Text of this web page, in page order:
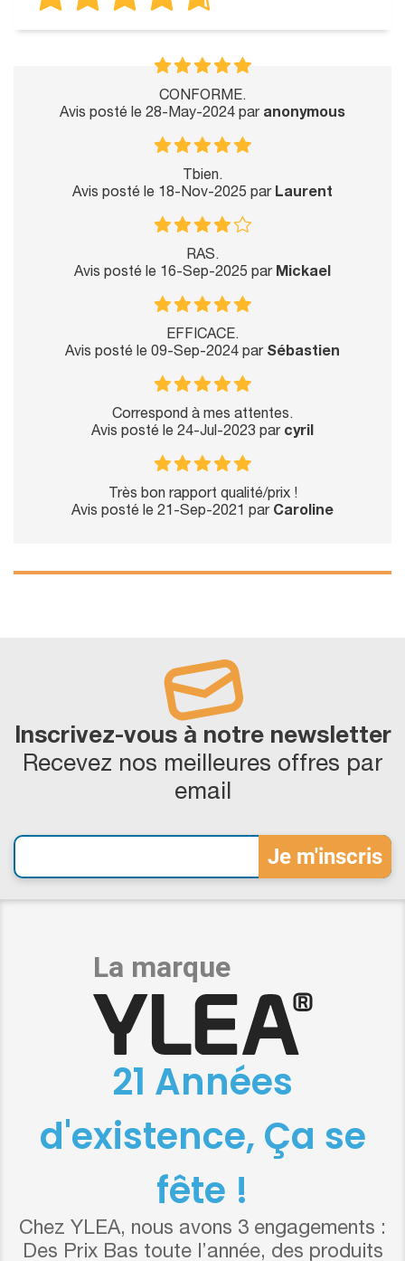
CONFORME.
Avis posté le 28-May-2024 par anonymous
Tbien.
Avis posté le 18-Nov-2025 par Laurent
RAS.
Avis posté le 16-Sep-2025 par Mickael
EFFICACE.
Avis posté le 09-Sep-2024 par Sébastien
Correspond à mes attentes.
Avis posté le 24-Jul-2023 par cyril
Très bon rapport qualité/prix !
Avis posté le 21-Sep-2021 par Caroline
Inscrivez-vous à notre newsletter
Recevez nos meilleures offres par
email
21 Années
d'existence, Ça se
fête !
Chez YLEA, nous avons 3 engagements :
Des Prix Bas toute l’année, des produits